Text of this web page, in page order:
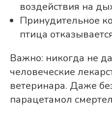
воздействия на
Принудительное
птица
Важно: никогда не
человеческие
ветеринара. Даже
парацетамол